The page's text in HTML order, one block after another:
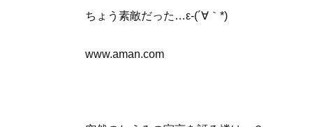
ちょう素敵だった…ε-(´∀｀*)
www.aman.com